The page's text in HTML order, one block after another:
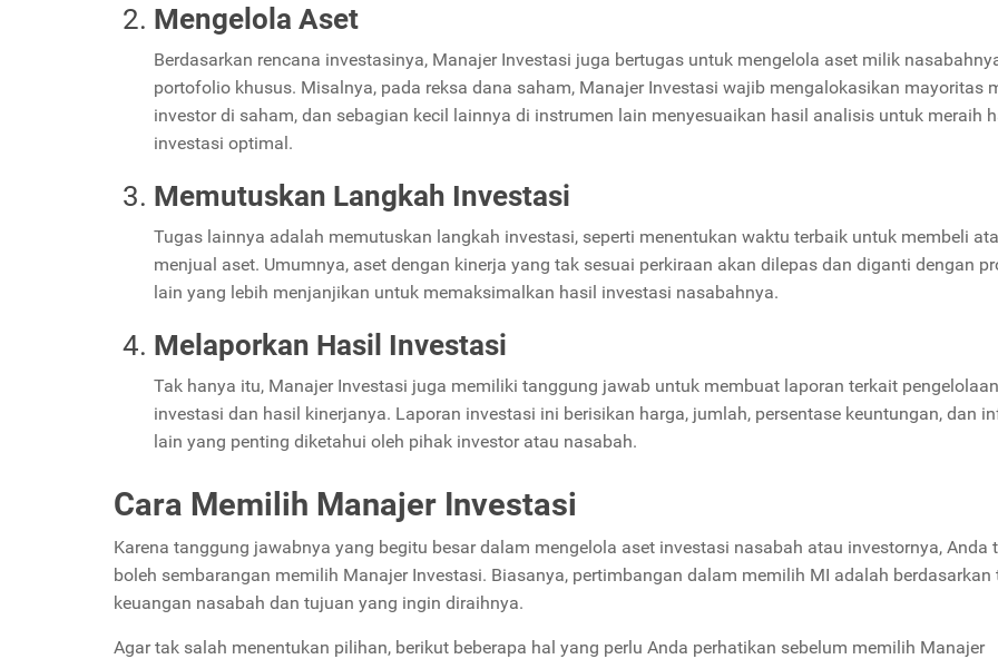
Mengelola Aset
Berdasarkan rencana investasinya, Manajer Investasi juga bertugas untuk mengelola aset milik
portofolio khusus. Misalnya, pada reksa dana saham, Manajer Investasi wajib mengalokasikan mayoritas
investor di saham, dan sebagian kecil lainnya di instrumen lain menyesuaikan hasil analisis untuk meraih
investasi optimal.
Memutuskan Langkah Investasi
Tugas lainnya adalah memutuskan langkah investasi, seperti menentukan waktu terbaik untuk membeli
menjual aset. Umumnya, aset dengan kinerja yang tak sesuai perkiraan akan dilepas dan diganti dengan
lain yang lebih menjanjikan untuk memaksimalkan hasil investasi nasabahnya.
Melaporkan Hasil Investasi
Tak hanya itu, Manajer Investasi juga memiliki tanggung jawab untuk membuat laporan terkait pengelolaan
investasi dan hasil kinerjanya. Laporan investasi ini berisikan harga, jumlah, persentase keuntungan, dan
lain yang penting diketahui oleh pihak investor atau nasabah.
Cara Memilih Manajer Investasi
Karena tanggung jawabnya yang begitu besar dalam mengelola aset investasi nasabah atau investornya, Anda
boleh sembarangan memilih Manajer Investasi. Biasanya, pertimbangan dalam memilih MI adalah berdasarkan
keuangan nasabah dan tujuan yang ingin diraihnya.
Agar tak salah menentukan pilihan, berikut beberapa hal yang perlu Anda perhatikan sebelum memilih Manajer